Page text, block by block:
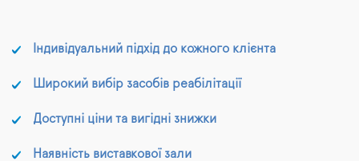
Індивідуальний підхід до кожного клієнта
Широкий вибір засобів реабілітації
Доступні ціни та вигідні знижки
Наявність виставкової зали